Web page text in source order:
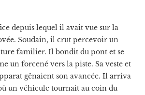
depuis lequel il avait vue sur la
Soudain, il crut percevoir un
familier. Il bondit du pont et se
un forcené vers la piste. Sa veste et
gênaient son avancée. Il arriva
un véhicule tournait au coin du